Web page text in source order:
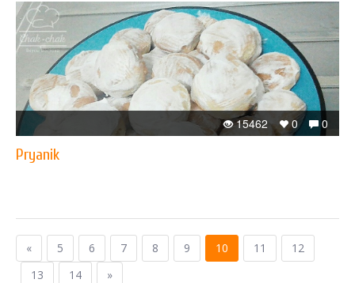
0
0
15462
Pryanik
« 5 6 7 8 9 10 11
12
13
14 »